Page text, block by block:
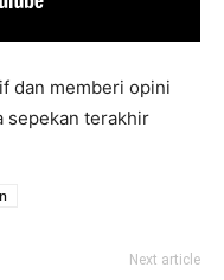
dan memberi opini
sepekan terakhir
Next article